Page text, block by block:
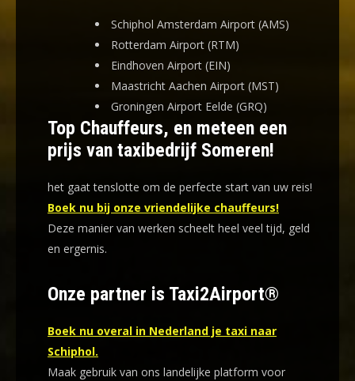
Schiphol Amsterdam Airport (AMS)
Rotterdam Airport (RTM)
Eindhoven Airport (EIN)
Maastricht Aachen Airport (MST)
Groningen Airport Eelde (GRQ)
Top Chauffeurs, en meteen een
prijs van taxibedrijf Someren!
het gaat tenslotte om de perfecte start van uw reis!
Boek nu bij onze vriendelijke chauffeurs!
Deze manier van werken scheelt heel veel tijd, geld
en ergernis.
Onze partner is Taxi2Airport®
Boek nu overal in Nederland je taxi naar
Schiphol.
Maak gebruik van ons landelijke platform voor